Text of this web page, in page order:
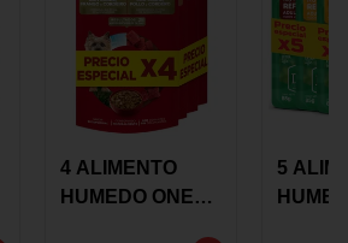
4 ALIMENTO
HUMEDO ONE
5